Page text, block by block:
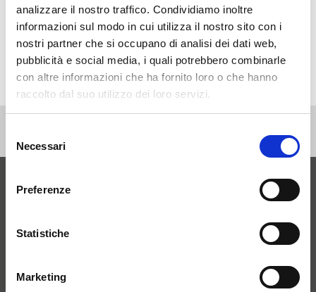
analizzare il nostro traffico. Condividiamo inoltre
informazioni sul modo in cui utilizza il nostro sito con i
nostri partner che si occupano di analisi dei dati web,
pubblicità e social media, i quali potrebbero combinarle
con altre informazioni che ha fornito loro o che hanno
raccolto dal suo utilizzo dei loro servizi.
delNecessari
Preferenze
Statistiche
Marketing
Efficienza. Miglioramento dei servizi pubblici
Responsabilità . Promozione di pratiche sostenibili
orientate al benessere della comunità
Comunità Energetica o aderire
a una esistente?